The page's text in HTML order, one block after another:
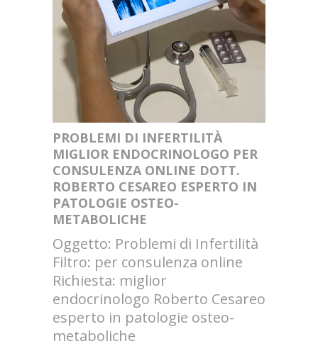
PROBLEMI DI INFERTILITÀ
MIGLIOR ENDOCRINOLOGO PER
CONSULENZA ONLINE DOTT.
ROBERTO CESAREO ESPERTO IN
PATOLOGIE OSTEO-
METABOLICHE
Oggetto: Problemi di Infertilità
Filtro: per consulenza online
Richiesta: miglior
endocrinologo Roberto Cesareo
esperto in patologie osteo-
metaboliche